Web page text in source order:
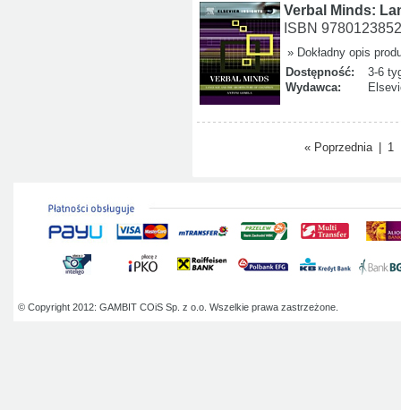
Verbal Minds:
ISBN
» Dokładny opis
Dostępność:
3-6
Wydawca:
« Poprzednia 1
© Copyright 2012: GAMBIT COiS Sp. z o.o. Wszelkie prawa zastrzeżone.